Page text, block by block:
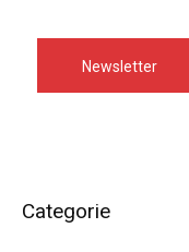
Newsletter
Categorie